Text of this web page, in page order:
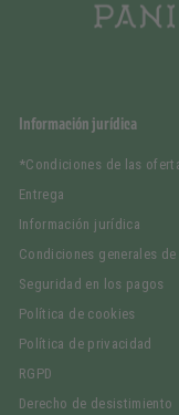
Información jurídica
*Condiciones de las
Entrega
Información jurídica
Condiciones generales de
Seguridad en los pagos
Política de cookies
Política de privacidad
RGPD
Derecho de desistimiento